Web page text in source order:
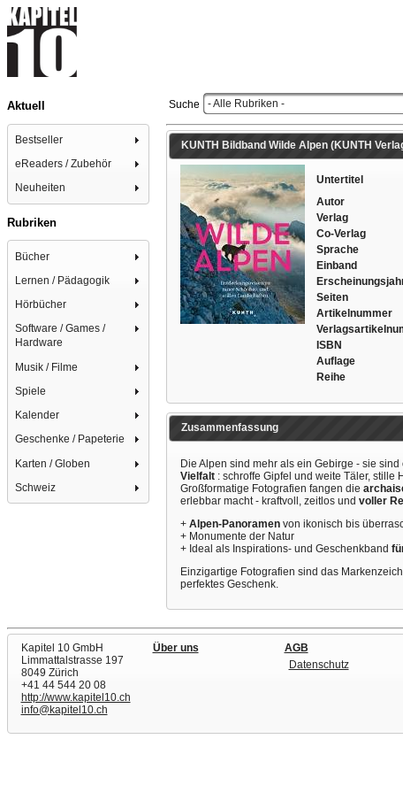
Aktuell
Bestseller
eReaders / Zubehör
Neuheiten
Rubriken
Bücher
Lernen / Pädagogik
Hörbücher
Software / Games /
Hardware
Musik / Filme
Spiele
Kalender
Geschenke / Papeterie
Karten / Globen
Schweiz
Suche - Alle Rubriken -
KUNTH Bildband Wilde Alpen (KUNTH
Untertitel
Autor
Verlag
Co-Verlag
Sprache
Einband
Seiten
Artikelnummer
ISBN
Auflage
Reihe
Zusammenfassung
Die Alpen sind mehr als ein Gebirge - sie sind
Vielfalt: schroffe Gipfel und weite Täler, stille
Großformatige Fotografien fangen die
erlebbar macht - kraftvoll, zeitlos und voller
+ Alpen-Panoramenvon ikonisch bis
+ Monumente der Natur
+ Ideal als Inspirations- und Geschenkband
Einzigartige Fotografien sind das
perfektes Geschenk.
Kapitel 10 GmbH
Limmattalstrasse 197
8049 Zürich
+41 44 544 20 08
http://www.kapitel10.ch
info@kapitel10.ch
Über uns
AGB
Datenschutz